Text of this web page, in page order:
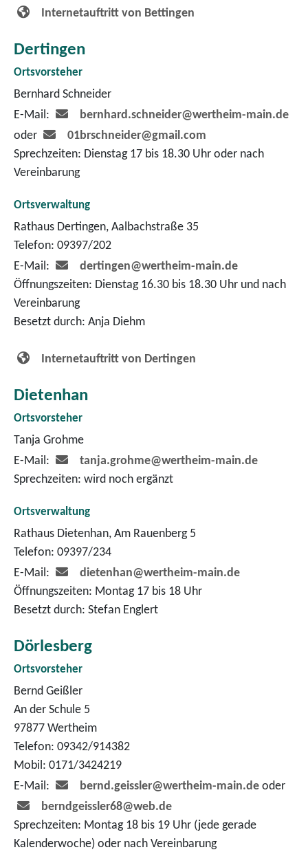
Internetauftritt von Bettingen
Dertingen
Ortsvorsteher
Bernhard Schneider
E-Mail:
bernhard.schneider@wertheim-main.de
oder
01brschneider@gmail.com
Sprechzeiten: Dienstag 17 bis 18.30 Uhr oder nach
Vereinbarung
Ortsverwaltung
Rathaus Dertingen, Aalbachstraße 35
Telefon: 09397/202
E-Mail:
dertingen@wertheim-main.de
Öffnungszeiten: Dienstag 16.30 bis 18.30 Uhr und nach
Vereinbarung
Besetzt durch: Anja Diehm
Internetauftritt von Dertingen
Dietenhan
Ortsvorsteher
Tanja Grohme
E-Mail:
tanja.grohme@wertheim-main.de
Sprechzeiten: wird noch ergänzt
Ortsverwaltung
Rathaus Dietenhan, Am Rauenberg 5
Telefon: 09397/234
E-Mail:
dietenhan@wertheim-main.de
Öffnungszeiten: Montag 17 bis 18 Uhr
Besetzt durch: Stefan Englert
Dörlesberg
Ortsvorsteher
Bernd Geißler
An der Schule 5
97877 Wertheim
Telefon: 09342/914382
Mobil: 0171/3424219
E-Mail:
bernd.geissler@wertheim-main.de oder
berndgeissler68@web.de
Sprechzeiten: Montag 18 bis 19 Uhr (jede gerade
Kalenderwoche) oder nach Vereinbarung